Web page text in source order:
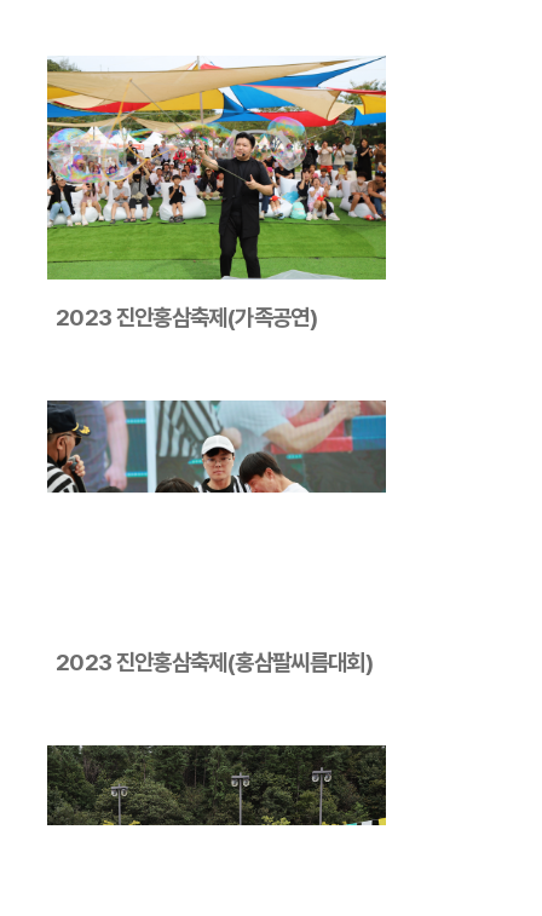
2023 진안홍삼축제(가족공연)
2023 진안홍삼축제(홍삼팔씨름대회)